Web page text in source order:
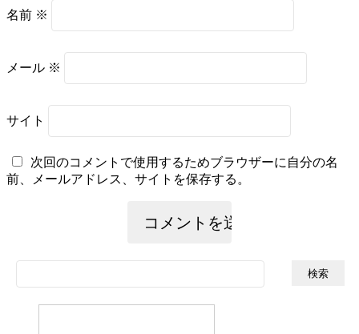
名前 ※
メール ※
サイト
次回のコメントで使用するためブラウザーに自分の名
前、メールアドレス、サイトを保存する。
索: